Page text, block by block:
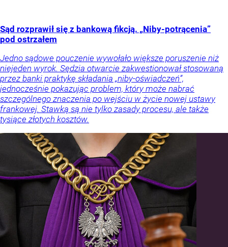
Sąd rozprawił się z bankową fikcją. „Niby-potrącenia”
pod ostrzałem
Jedno sądowe pouczenie wywołało większe poruszenie niż
niejeden wyrok. Sędzia otwarcie zakwestionował stosowaną
przez banki praktykę składania „niby-oświadczeń”,
jednocześnie pokazując problem, który może nabrać
szczególnego znaczenia po wejściu w życie nowej ustawy
frankowej. Stawką są nie tylko zasady procesu, ale także
tysiące złotych kosztów.